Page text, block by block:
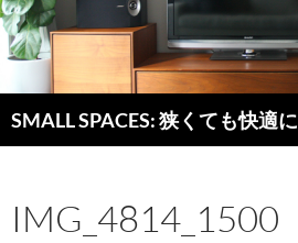
SMALL SPACES: 狭くても快適に
索
ン
ツIMG_4814_1500